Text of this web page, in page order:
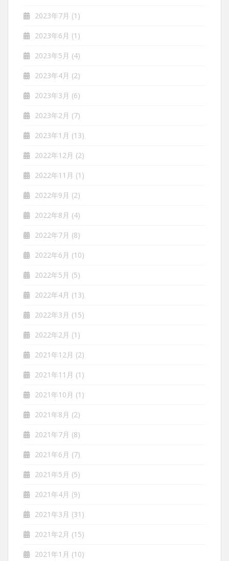
2023年7月 (1)
2023年6月 (1)
2023年5月 (4)
2023年4月 (2)
2023年3月 (6)
2023年2月 (7)
2023年1月 (13)
2022年12月 (2)
2022年11月 (1)
2022年9月 (2)
2022年8月 (4)
2022年7月 (8)
2022年6月 (10)
2022年5月 (5)
2022年4月 (13)
2022年3月 (15)
2022年2月 (1)
2021年12月 (2)
2021年11月 (1)
2021年10月 (1)
2021年8月 (2)
2021年7月 (8)
2021年6月 (7)
2021年5月 (5)
2021年4月 (9)
2021年3月 (31)
2021年2月 (15)
2021年1月 (10)